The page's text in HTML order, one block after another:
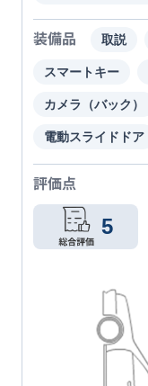
装備品 取説
スマートキー
カメラ（バック）
電動スライドドア
評価点
5